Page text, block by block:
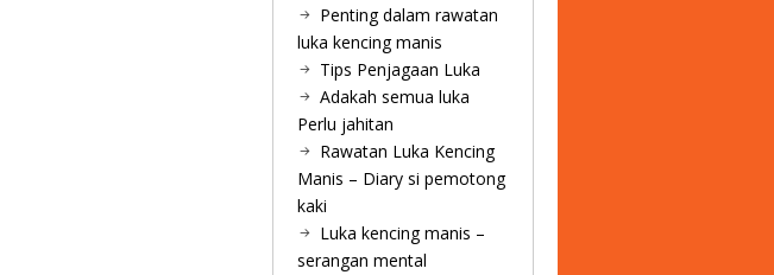
Penting dalam rawatan
luka kencing manis
Tips Penjagaan Luka
Adakah semua luka
Perlu jahitan
Rawatan Luka Kencing
Manis – Diary si pemotong
kaki
Luka kencing manis –
serangan mental